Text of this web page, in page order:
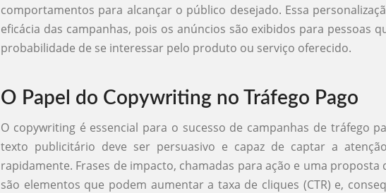
comportamentos para alcançar o público desejado. Essa
eficácia das campanhas, pois os anúncios são exibidos para pessoas
probabilidade de se interessar pelo produto ou serviço oferecido.
O Papel do Copywriting no Tráfego Pago
O copywriting é essencial para o sucesso de campanhas de tráfego
texto publicitário deve ser persuasivo e capaz de captar a
rapidamente. Frases de impacto, chamadas para ação e uma proposta
são elementos que podem aumentar a taxa de cliques (CTR) e,